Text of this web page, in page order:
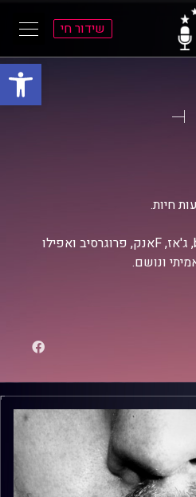
פתח
שידור חי
חיות.
ג'אם, רוק, בלוז, bluegrass, ג'אז, Fאנק, פרוגרסיב ואפילו
ונושם.